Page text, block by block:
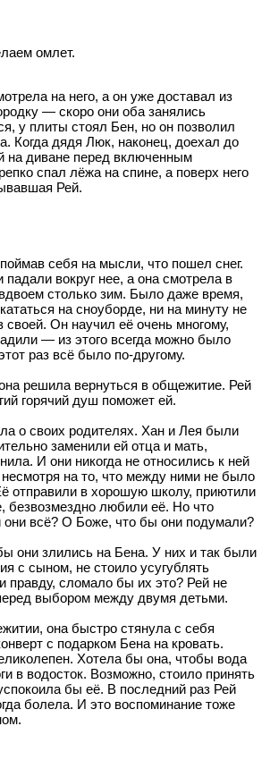
омлет.
на него, а он уже доставал из
— скоро они оба занялись
у плиты стоял Бен, но он позволил
Когда дядя Люк, наконец, доехал до
на диване перед включенным
спал лёжа на спине, а поверх него
Рей.
себя на мысли, что пошел снег.
вокруг нее, а она смотрела в
столько зим. Было даже время,
на сноуборде, ни на минуту не
своей. Он научил её очень многому,
— из этого всегда можно было
раз всё было по-другому.
решила вернуться в общежитие. Рей
горячий душ поможет ей.
о своих родителях. Хан и Лея были
заменили ей отца и мать,
И они никогда не относились к ней
несмотря на то, что между ними не было
отправили в хорошую школу, приютили
безвозмездно любили её. Но что
они всё? О Боже, что бы они подумали?
они злились на Бена. У них и так были
с сыном, не стоило усугублять
правду, сломало бы их это? Рей не
выбором между двумя детьми.
она быстро стянула с себя
с подарком Бена на кровать.
Хотела бы она, чтобы вода
в водосток. Возможно, стоило принять
бы её. В последний раз Рей
болела. И это воспоминание тоже